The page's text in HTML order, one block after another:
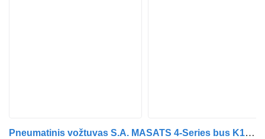
Pneumatinis vožtuvas S.A. MASATS 4-Series bus K124 (01.96-12.06) 2329A autobuso Scania 4-series bus (1995-2006)